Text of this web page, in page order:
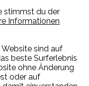
stimmst du der
Informationen
sind auf
beste Surferlebnis
ohne Änderung
oder auf